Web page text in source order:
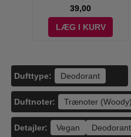
39,00
LÆG I KURV
Dufttype: Deodorant
Duftnoter: Trænoter (Woody)
Detajler: Vegan